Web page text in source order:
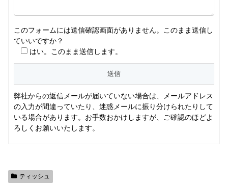
このフォームには送信確認画面がありません。このまま送信し
ていいですか？
はい。このまま送信します。
弊社からの返信メールが届いていない場合は、メールアドレス
の入力が間違っていたり、迷惑メールに振り分けられたりして
いる場合があります。お手数おかけしますが、ご確認のほどよ
ろしくお願いいたします。
ティッシュ